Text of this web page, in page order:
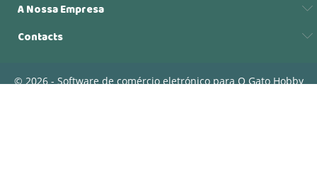
A Nossa Empresa
Contacts
© 2026 - Software de comércio eletrónico para O Gato Hobby